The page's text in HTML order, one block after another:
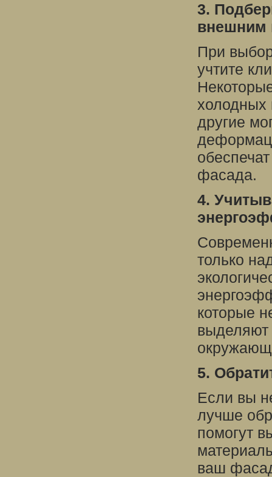
3.
внешним
При
учтите
холодных
другие
фасада.
4.
только
которые
выделяют
5.
Если вы
лучше
помогут
ваш